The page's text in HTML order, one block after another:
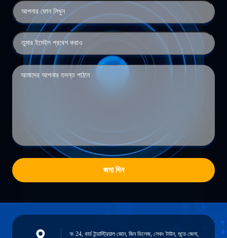
জমা দিন
নং 24, থার্ড ইন্ডাস্ট্রিয়াল জোন, জিন ভিলেজ, লেকং টাউন, শুন্ডে জেলা,